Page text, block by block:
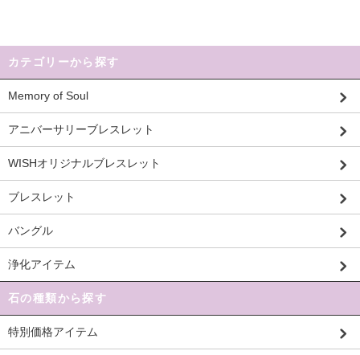
カテゴリーから探す
Memory of Soul
アニバーサリーブレスレット
WISHオリジナルブレスレット
ブレスレット
バングル
浄化アイテム
石の種類から探す
特別価格アイテム